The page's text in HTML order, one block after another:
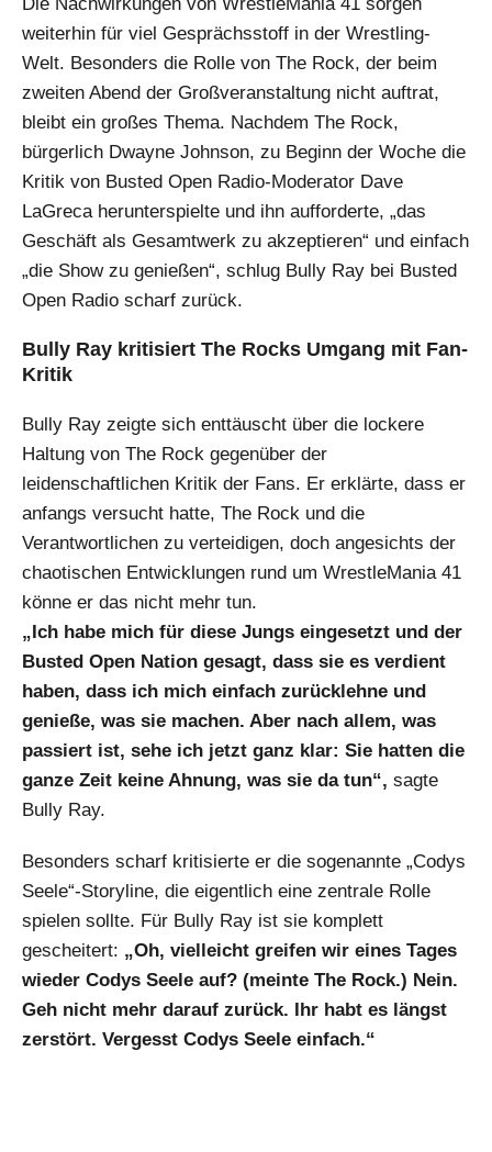
Die Nachwirkungen von WrestleMania 41 sorgen
weiterhin für viel Gesprächsstoff in der Wrestling-
Welt. Besonders die Rolle von The Rock, der beim
zweiten Abend der Großveranstaltung nicht auftrat,
bleibt ein großes Thema. Nachdem The Rock,
bürgerlich Dwayne Johnson, zu Beginn der Woche die
Kritik von Busted Open Radio-Moderator Dave
LaGreca herunterspielte und ihn aufforderte, „das
Geschäft als Gesamtwerk zu akzeptieren“ und einfach
„die Show zu genießen“, schlug Bully Ray bei Busted
Open Radio scharf zurück.
Bully Ray kritisiert The Rocks Umgang mit Fan-
Kritik
Bully Ray zeigte sich enttäuscht über die lockere
Haltung von The Rock gegenüber der
leidenschaftlichen Kritik der Fans. Er erklärte, dass er
anfangs versucht hatte, The Rock und die
Verantwortlichen zu verteidigen, doch angesichts der
chaotischen Entwicklungen rund um WrestleMania 41
könne er das nicht mehr tun.
„Ich habe mich für diese Jungs eingesetzt und der
Busted Open Nation gesagt, dass sie es verdient
haben, dass ich mich einfach zurücklehne und
genieße, was sie machen. Aber nach allem, was
passiert ist, sehe ich jetzt ganz klar: Sie hatten die
ganze Zeit keine Ahnung, was sie da tun“, sagte
Bully Ray.
Besonders scharf kritisierte er die sogenannte „Codys
Seele“-Storyline, die eigentlich eine zentrale Rolle
spielen sollte. Für Bully Ray ist sie komplett
gescheitert: „Oh, vielleicht greifen wir eines Tages
wieder Codys Seele auf? (meinte The Rock.) Nein.
Geh nicht mehr darauf zurück. Ihr habt es längst
zerstört. Vergesst Codys Seele einfach.“